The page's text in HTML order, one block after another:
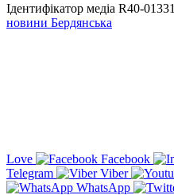
Ідентифікатор медіа R40-01331
новини Бердянська
Love
Facebook
Telegram
Viber
WhatsApp